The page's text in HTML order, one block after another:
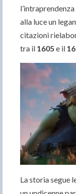
alla luce un
citazioni
tra il 1605 e il
La storia segue